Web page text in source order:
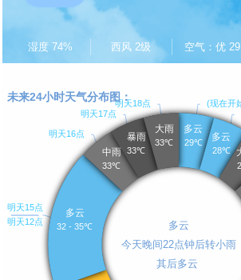
湿度 74% 西风 2级 空气：优 29